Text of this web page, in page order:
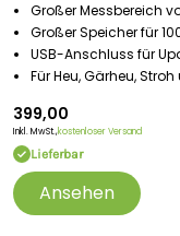
Großer Messbereich
Großer Speicher für
USB-Anschluss für
Für Heu, Gärheu,
399,00
Inkl. MwSt.,kostenloser Versand
Lieferbar
Ansehen